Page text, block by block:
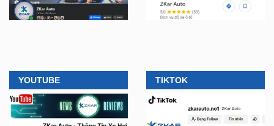
YOUTUBE TIKTOK